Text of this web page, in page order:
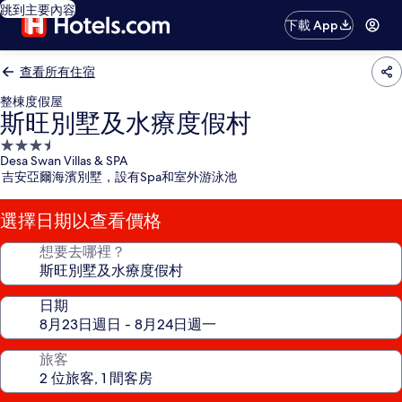
跳到主要內容
下載 App
查看所有住宿
整棟度假屋
斯旺別墅及水療度假村
3.5
星
級
住
宿
Desa Swan Villas & SPA
吉安亞爾海濱別墅，設有Spa和室外游泳池
選擇日期以查看價格
想要去哪裡？
日期
旅客